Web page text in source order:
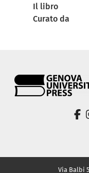
Il libro
Curato da
Via Balbi